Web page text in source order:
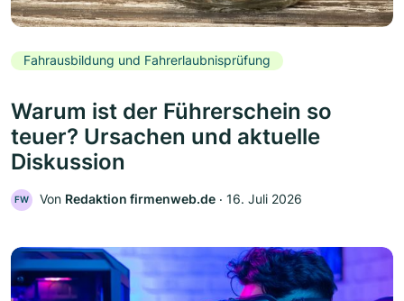
Fahrausbildung und Fahrerlaubnisprüfung
Warum ist der Führerschein so
teuer? Ursachen und aktuelle
Diskussion
FW Von Redaktion firmenweb.de ‧ 16. Juli 2026